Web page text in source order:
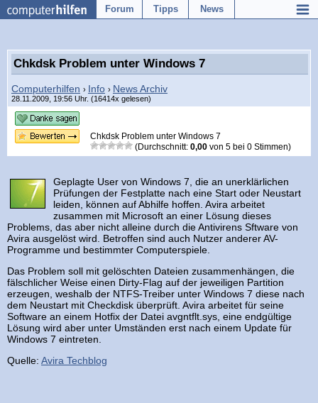
Forum Tipps News
Chkdsk Problem unter Windows 7
Computerhilfen › Info › News Archiv
28.11.2009, 19:56 Uhr. (16414x gelesen)
Chkdsk Problem unter Windows 7
(Durchschnitt: 0,00 von 5 bei 0 Stimmen)
Geplagte User von Windows 7, die an unerklärlichen
Prüfungen der Festplatte nach eine Start oder Neustart
leiden, können auf Abhilfe hoffen. Avira arbeitet
zusammen mit Microsoft an einer Lösung dieses
Problems, das aber nicht alleine durch die Antivirens Sftware von
Avira ausgelöst wird. Betroffen sind auch Nutzer anderer AV-
Programme und bestimmter Computerspiele.
Das Problem soll mit gelöschten Dateien zusammenhängen, die
fälschlicher Weise einen Dirty-Flag auf der jeweiligen Partition
erzeugen, weshalb der NTFS-Treiber unter Windows 7 diese nach
dem Neustart mit Checkdisk überprüft. Avira arbeitet für seine
Software an einem Hotfix der Datei avgntflt.sys, eine endgültige
Lösung wird aber unter Umständen erst nach einem Update für
Windows 7 eintreten.
Quelle: Avira Techblog